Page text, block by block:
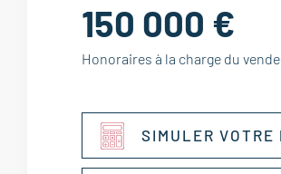
150 000 €
Honoraires à la charge du
SIMULER VOTRE